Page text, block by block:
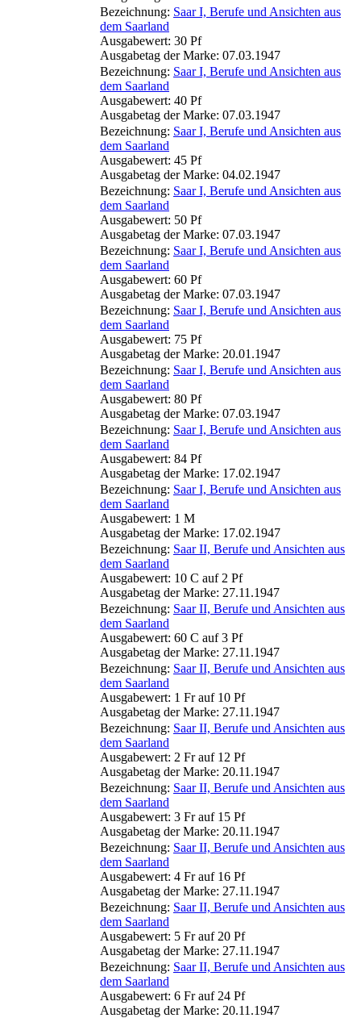
Bezeichnung: Saar I, Berufe und Ansichten aus
dem Saarland
Ausgabewert: 30 Pf
Ausgabetag der Marke: 07.03.1947
Bezeichnung: Saar I, Berufe und Ansichten aus
dem Saarland
Ausgabewert: 40 Pf
Ausgabetag der Marke: 07.03.1947
Bezeichnung: Saar I, Berufe und Ansichten aus
dem Saarland
Ausgabewert: 45 Pf
Ausgabetag der Marke: 04.02.1947
Bezeichnung: Saar I, Berufe und Ansichten aus
dem Saarland
Ausgabewert: 50 Pf
Ausgabetag der Marke: 07.03.1947
Bezeichnung: Saar I, Berufe und Ansichten aus
dem Saarland
Ausgabewert: 60 Pf
Ausgabetag der Marke: 07.03.1947
Bezeichnung: Saar I, Berufe und Ansichten aus
dem Saarland
Ausgabewert: 75 Pf
Ausgabetag der Marke: 20.01.1947
Bezeichnung: Saar I, Berufe und Ansichten aus
dem Saarland
Ausgabewert: 80 Pf
Ausgabetag der Marke: 07.03.1947
Bezeichnung: Saar I, Berufe und Ansichten aus
dem Saarland
Ausgabewert: 84 Pf
Ausgabetag der Marke: 17.02.1947
Bezeichnung: Saar I, Berufe und Ansichten aus
dem Saarland
Ausgabewert: 1 M
Ausgabetag der Marke: 17.02.1947
Bezeichnung: Saar II, Berufe und Ansichten aus
dem Saarland
Ausgabewert: 10 C auf 2 Pf
Ausgabetag der Marke: 27.11.1947
Bezeichnung: Saar II, Berufe und Ansichten aus
dem Saarland
Ausgabewert: 60 C auf 3 Pf
Ausgabetag der Marke: 27.11.1947
Bezeichnung: Saar II, Berufe und Ansichten aus
dem Saarland
Ausgabewert: 1 Fr auf 10 Pf
Ausgabetag der Marke: 27.11.1947
Bezeichnung: Saar II, Berufe und Ansichten aus
dem Saarland
Ausgabewert: 2 Fr auf 12 Pf
Ausgabetag der Marke: 20.11.1947
Bezeichnung: Saar II, Berufe und Ansichten aus
dem Saarland
Ausgabewert: 3 Fr auf 15 Pf
Ausgabetag der Marke: 20.11.1947
Bezeichnung: Saar II, Berufe und Ansichten aus
dem Saarland
Ausgabewert: 4 Fr auf 16 Pf
Ausgabetag der Marke: 27.11.1947
Bezeichnung: Saar II, Berufe und Ansichten aus
dem Saarland
Ausgabewert: 5 Fr auf 20 Pf
Ausgabetag der Marke: 27.11.1947
Bezeichnung: Saar II, Berufe und Ansichten aus
dem Saarland
Ausgabewert: 6 Fr auf 24 Pf
Ausgabetag der Marke: 20.11.1947